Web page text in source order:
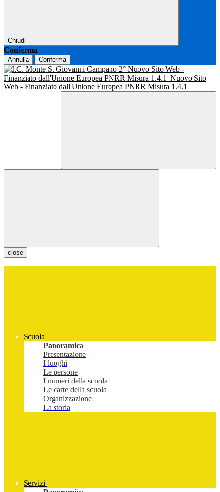
Chiudi
Conferma
Annulla Conferma
Nuovo Sito Web -
Finanziato dall'Unione Europea PNRR Misura 1.4.1
Nuovo Sito
Web - Finanziato dall'Unione Europea PNRR Misura 1.4.1
close
Scuola
Panoramica
Presentazione
I luoghi
Le persone
I numeri della scuola
Le carte della scuola
Organizzazione
La storia
Servizi